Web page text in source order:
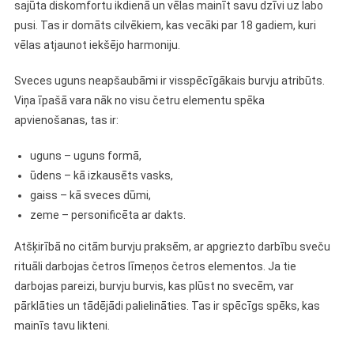
sajūta diskomfortu ikdienā un vēlas mainīt savu dzīvi uz labo
pusi. Tas ir domāts cilvēkiem, kas vecāki par 18 gadiem, kuri
vēlas atjaunot iekšējo harmoniju.
Sveces uguns neapšaubāmi ir visspēcīgākais burvju atribūts.
Viņa īpašā vara nāk no visu četru elementu spēka
apvienošanas, tas ir:
uguns – uguns formā,
ūdens – kā izkausēts vasks,
gaiss – kā sveces dūmi,
zeme – personificēta ar dakts.
Atšķirībā no citām burvju praksēm, ar apgriezto darbību sveču
rituāli darbojas četros līmeņos četros elementos. Ja tie
darbojas pareizi, burvju burvis, kas plūst no svecēm, var
pārklāties un tādējādi palielināties. Tas ir spēcīgs spēks, kas
mainīs tavu likteni.